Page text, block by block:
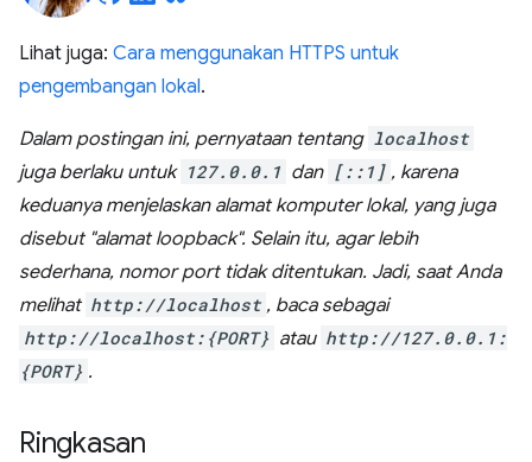
Lihat juga: Cara menggunakan HTTPS untuk
pengembangan lokal.
Dalam postingan ini, pernyataan tentang localhost
juga berlaku untuk 127.0.0.1 dan [::1] , karena
keduanya menjelaskan alamat komputer lokal, yang juga
disebut "alamat loopback". Selain itu, agar lebih
sederhana, nomor port tidak ditentukan. Jadi, saat Anda
melihat http://localhost , baca sebagai
http://localhost:{PORT} atau http://127.0.0.1:
{PORT} .
Ringkasan